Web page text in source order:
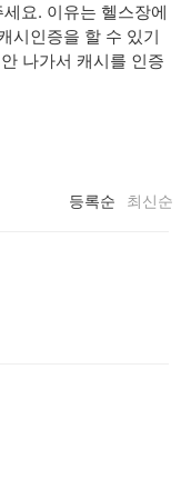
요. 이유는 헬스장에
시인증을 할 수 있기
나가서 캐시를 인증
등록순 최신순